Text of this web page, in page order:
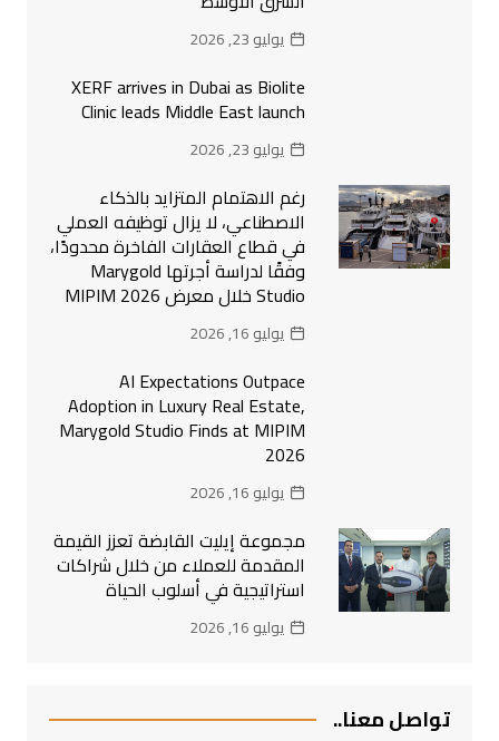
يوليو 23, 2026
XERF arrives in Dubai as Biolite
Clinic leads Middle East launch
يوليو 23, 2026
رغم الاهتمام المتزايد بالذكاء
الاصطناعي، لا يزال توظيفه العملي
في قطاع العقارات الفاخرة محدودًا،
وفقًا لدراسة أجرتها Marygold
Studio خلال معرض MIPIM 2026
يوليو 16, 2026
AI Expectations Outpace
Adoption in Luxury Real Estate,
Marygold Studio Finds at MIPIM
2026
يوليو 16, 2026
مجموعة إيليت القابضة تعزز القيمة
المقدمة للعملاء من خلال شراكات
استراتيجية في أسلوب الحياة
يوليو 16, 2026
تواصل معنا..